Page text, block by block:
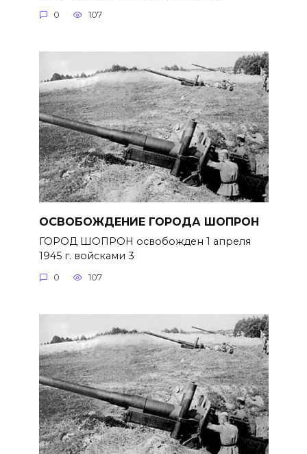
0 107
ОСВОБОЖДЕНИЕ ГОРОДА ШОПРОН
ГОРОД ШОПРОН освобожден 1 апреля
1945 г. войсками 3
0 107